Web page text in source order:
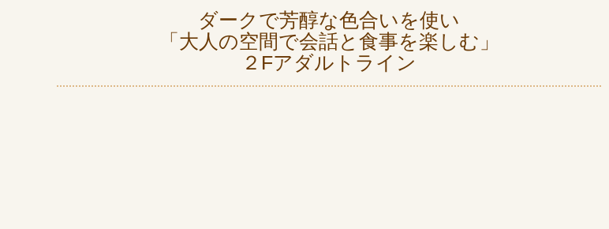
ダークで芳醇な色合いを使い
「大人の空間で会話と食事を楽しむ」
２Fアダルトライン